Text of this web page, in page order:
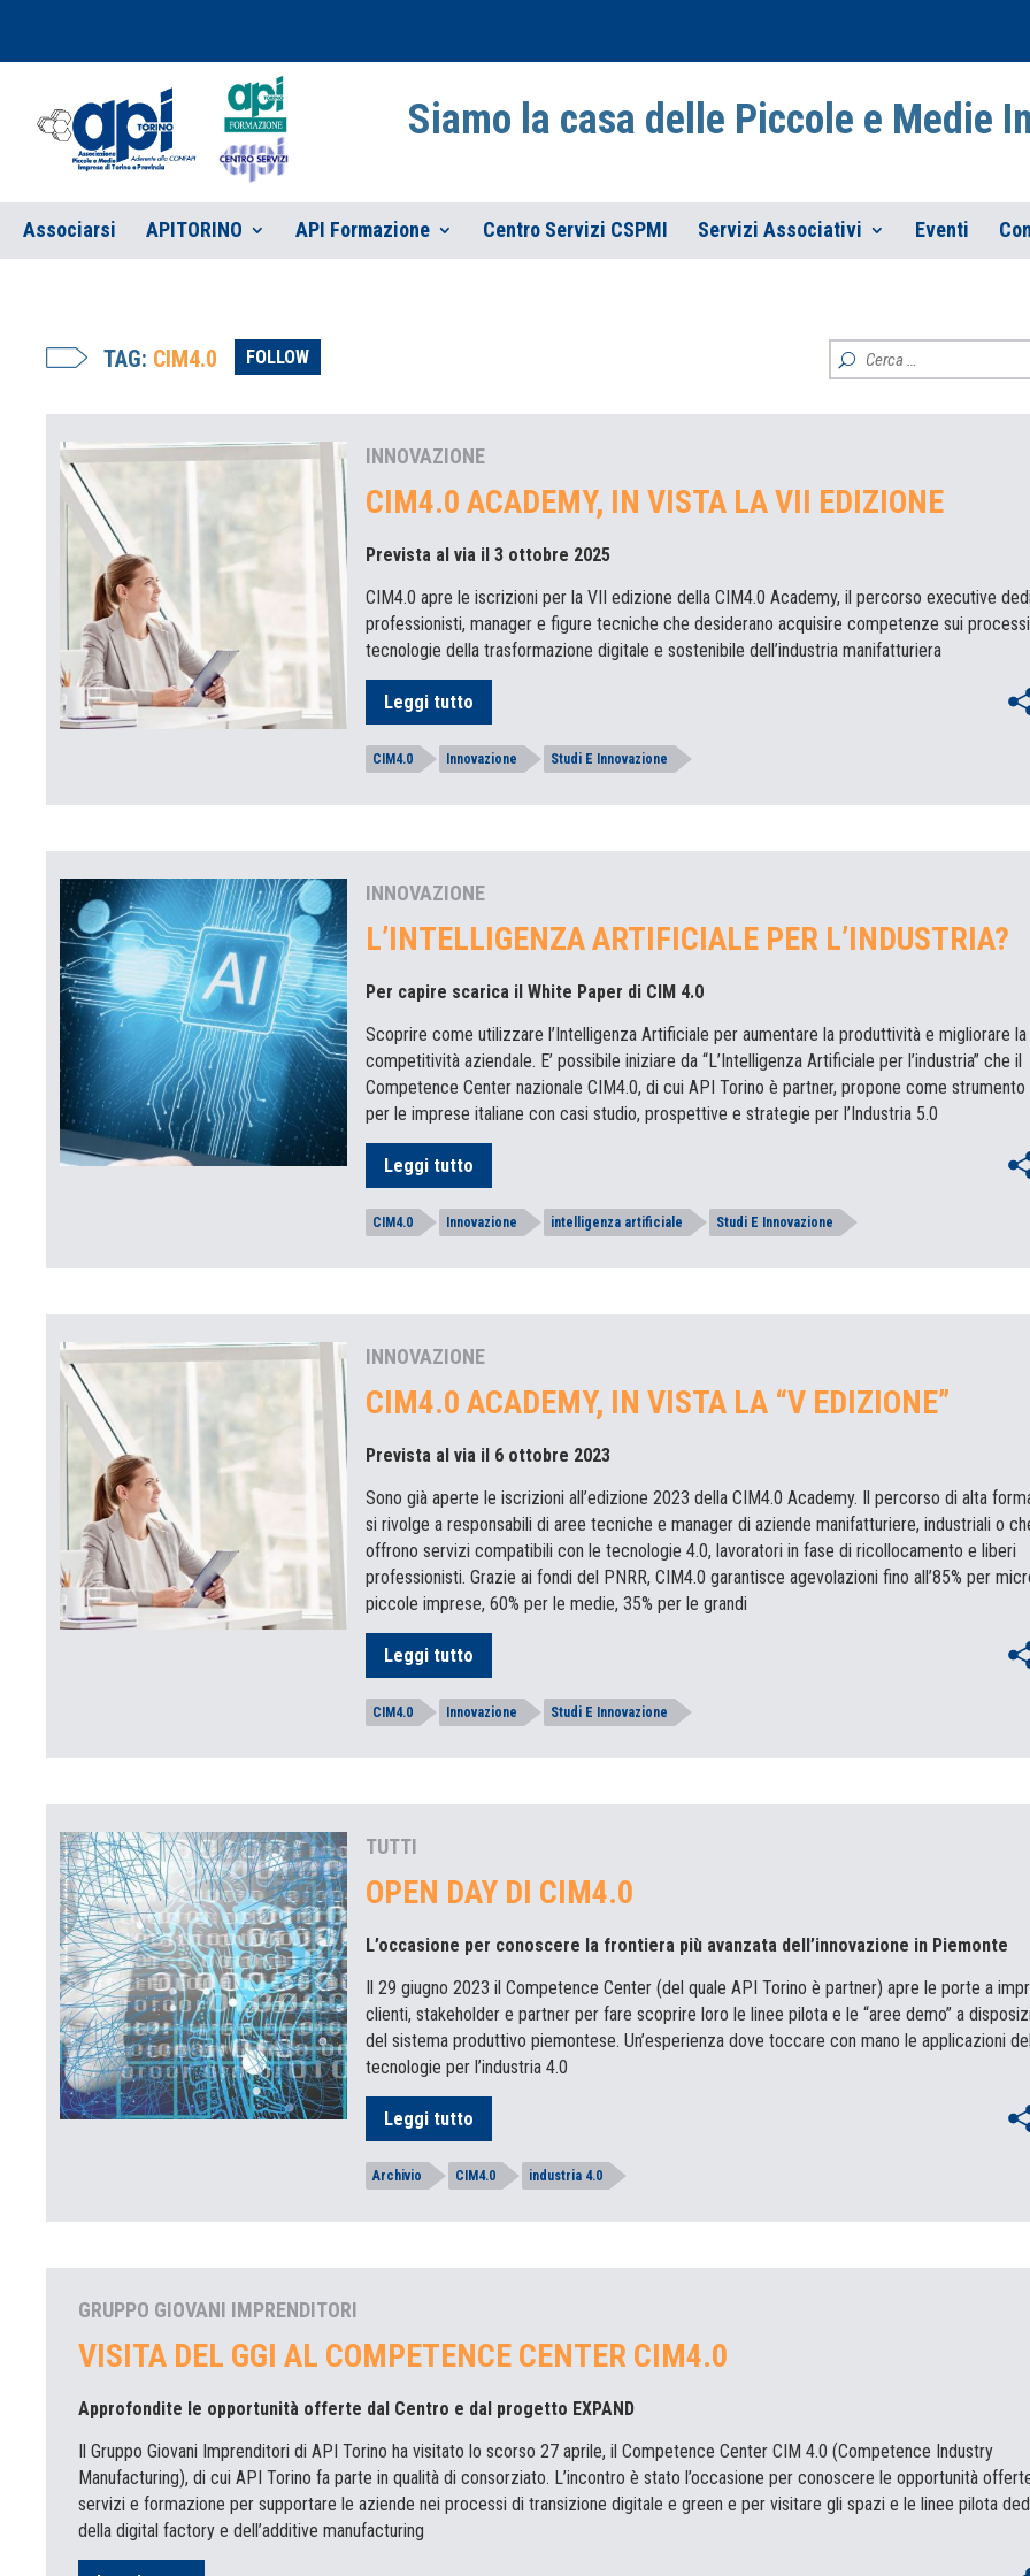
Siamo la casa delle Piccole e Medie
Associarsi APITORINO API Formazione Centro Servizi CSPMI Servizi Associativi Eventi
TAG: CIM4.0 FOLLOW
INNOVAZIONE
CIM4.0 ACADEMY, IN VISTA LA VII EDIZIONE
Prevista al via il 3 ottobre 2025
CIM4.0 apre le iscrizioni per la VII edizione della CIM4.0 Academy, il percorso executive
professionisti, manager e figure tecniche che desiderano acquisire competenze sui
tecnologie della trasformazione digitale e sostenibile dell’industria manifatturiera
Leggi tutto
CIM4.0 Innovazione Studi E Innovazione
INNOVAZIONE
L’INTELLIGENZA ARTIFICIALE PER L’INDUSTRIA?
Per capire scarica il White Paper di CIM 4.0
Scoprire come utilizzare l’Intelligenza Artificiale per aumentare la produttività e migliorare la
competitività aziendale. E’ possibile iniziare da “L’Intelligenza Artificiale per l’industria” che il
Competence Center nazionale CIM4.0, di cui API Torino è partner, propone come
per le imprese italiane con casi studio, prospettive e strategie per l’Industria 5.0
Leggi tutto
CIM4.0 Innovazione intelligenza artificiale Studi E Innovazione
INNOVAZIONE
CIM4.0 ACADEMY, IN VISTA LA “V EDIZIONE”
Prevista al via il 6 ottobre 2023
Sono già aperte le iscrizioni all’edizione 2023 della CIM4.0 Academy. Il percorso di alta
si rivolge a responsabili di aree tecniche e manager di aziende manifatturiere, industriali o
offrono servizi compatibili con le tecnologie 4.0, lavoratori in fase di ricollocamento e liberi
professionisti. Grazie ai fondi del PNRR, CIM4.0 garantisce agevolazioni fino all’85% per
piccole imprese, 60% per le medie, 35% per le grandi
Leggi tutto
CIM4.0 Innovazione Studi E Innovazione
TUTTI
OPEN DAY DI CIM4.0
L’occasione per conoscere la frontiera più avanzata dell’innovazione in Piemonte
Il 29 giugno 2023 il Competence Center (del quale API Torino è partner) apre le porte a
clienti, stakeholder e partner per fare scoprire loro le linee pilota e le “aree demo” a
del sistema produttivo piemontese. Un’esperienza dove toccare con mano le applicazioni
tecnologie per l’industria 4.0
Leggi tutto
Archivio CIM4.0 industria 4.0
GRUPPO GIOVANI IMPRENDITORI
VISITA DEL GGI AL COMPETENCE CENTER CIM4.0
Approfondite le opportunità offerte dal Centro e dal progetto EXPAND
Il Gruppo Giovani Imprenditori di API Torino ha visitato lo scorso 27 aprile, il Competence Center CIM 4.0 (Competence Industry
Manufacturing), di cui API Torino fa parte in qualità di consorziato. L’incontro è stato l’occasione per conoscere le opportunità
servizi e formazione per supportare le aziende nei processi di transizione digitale e green e per visitare gli spazi e le linee pilota
della digital factory e dell’additive manufacturing